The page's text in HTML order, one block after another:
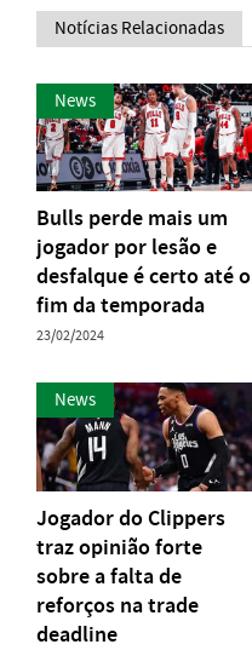
Notícias Relacionadas
News
Bulls perde mais um
jogador por lesão e
desfalque é certo até o
fim da temporada
23/02/2024
News
Jogador do Clippers
traz opinião forte
sobre a falta de
reforços na trade
deadline